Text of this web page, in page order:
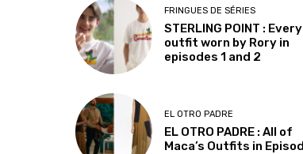
FRINGUES DE SÉRIES
STERLING POINT : Every
outfit worn by Rory in
episodes 1 and 2
EL OTRO PADRE
EL OTRO PADRE : All of
Maca’s Outfits in